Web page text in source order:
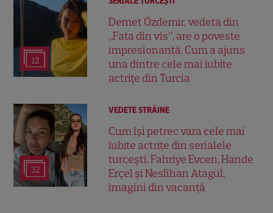
12
Demet Özdemir, vedeta din
„Fata din vis”, are o poveste
impresionantă. Cum a ajuns
una dintre cele mai iubite
actrițe din Turcia
32
VEDETE STRĂINE
Cum își petrec vara cele mai
iubite actrițe din serialele
turcești. Fahriye Evcen, Hande
Erçel și Neslihan Atagül,
imagini din vacanță